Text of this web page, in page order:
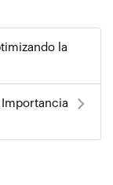
la
Importancia